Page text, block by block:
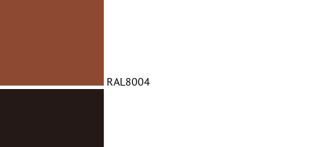
RAL8004